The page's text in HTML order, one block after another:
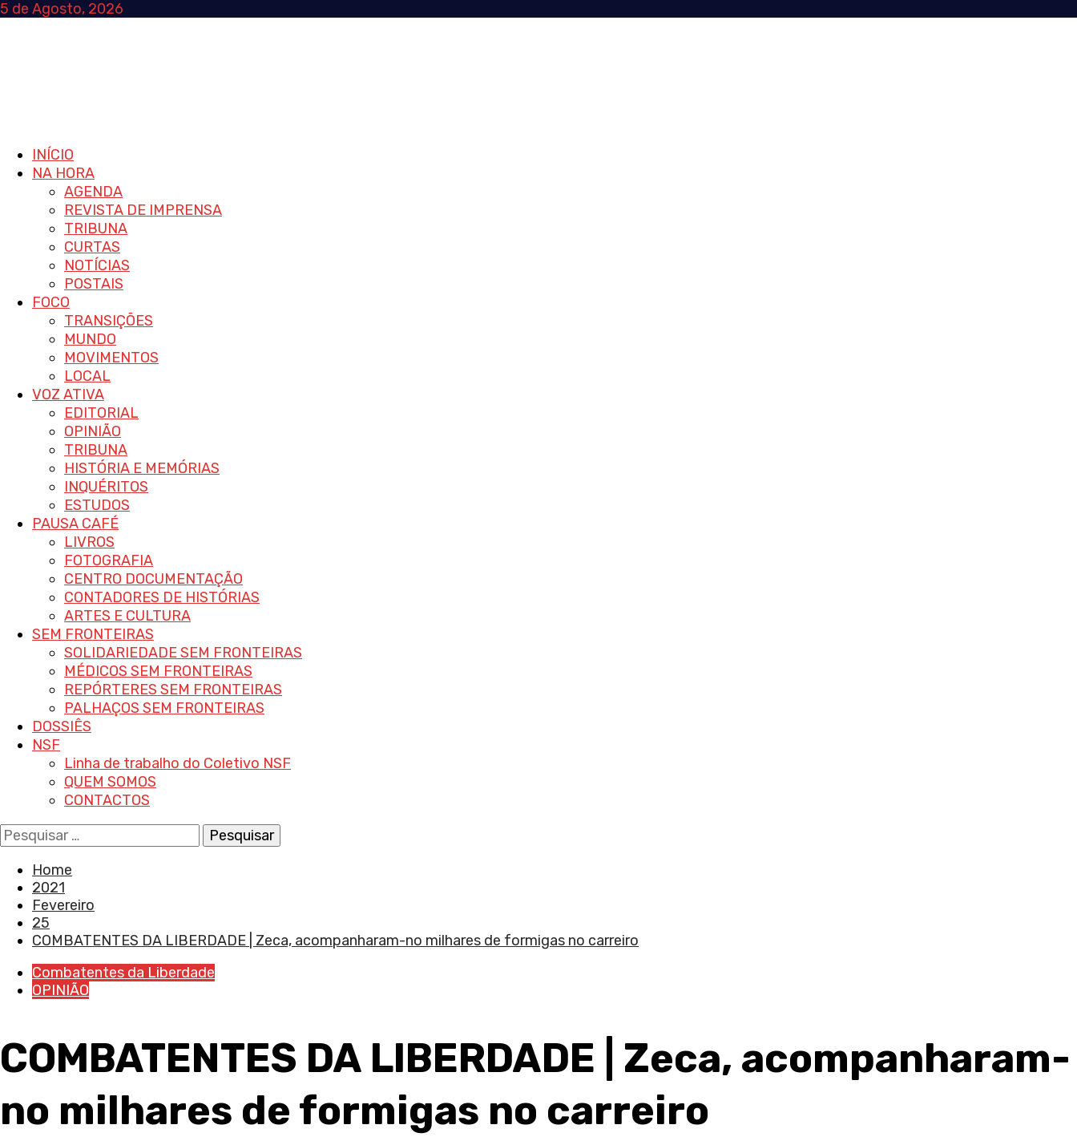
Skip
5 de Agosto, 2026
Primary
Menu
INÍCIO
NA HORA
AGENDA
REVISTA DE IMPRENSA
TRIBUNA
CURTAS
NOTÍCIAS
POSTAIS
FOCO
TRANSIÇÕES
MUNDO
MOVIMENTOS
LOCAL
VOZ ATIVA
EDITORIAL
OPINIÃO
TRIBUNA
HISTÓRIA E MEMÓRIAS
INQUÉRITOS
ESTUDOS
PAUSA CAFÉ
LIVROS
FOTOGRAFIA
CENTRO DOCUMENTAÇÃO
CONTADORES DE HISTÓRIAS
ARTES E CULTURA
SEM FRONTEIRAS
SOLIDARIEDADE SEM FRONTEIRAS
MÉDICOS SEM FRONTEIRAS
REPÓRTERES SEM FRONTEIRAS
PALHAÇOS SEM FRONTEIRAS
DOSSIÊS
NSF
Linha de trabalho do Coletivo NSF
QUEM SOMOS
CONTACTOS
Pesquisar
por:
Home
2021
Fevereiro
25
COMBATENTES DA LIBERDADE | Zeca, acompanharam-no milhares de formigas no carreiro
Combatentes da Liberdade
OPINIÃO
COMBATENTES DA LIBERDADE | Zeca, acompanharam-
no milhares de formigas no carreiro